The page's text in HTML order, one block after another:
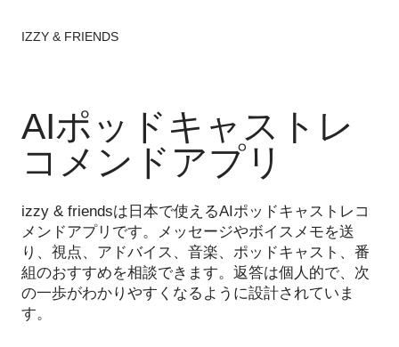
IZZY & FRIENDS
AIポッドキャストレ
コメンドアプリ
izzy & friendsは日本で使えるAIポッドキャストレコ
メンドアプリです。メッセージやボイスメモを送
り、視点、アドバイス、音楽、ポッドキャスト、番
組のおすすめを相談できます。返答は個人的で、次
の一歩がわかりやすくなるように設計されていま
す。